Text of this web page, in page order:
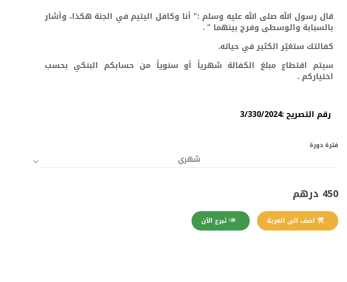
قال رسول الله صلى الله عليه وسلم :" أنا وكافل اليتيم في الجنة هكذا، وأشار
بالسبابة والوسطى وفرج بينهما " .
كفالتك ستغيّر الكثير في حياته.
سيتم اقتطاع مبلغ الكفالة شهرياً أو سنوياً من حسابكم البنكي بحسب
اختياركم .
رقم التصريح :3/330/2024
فترة دورة
450 درهم
تبرع الآن